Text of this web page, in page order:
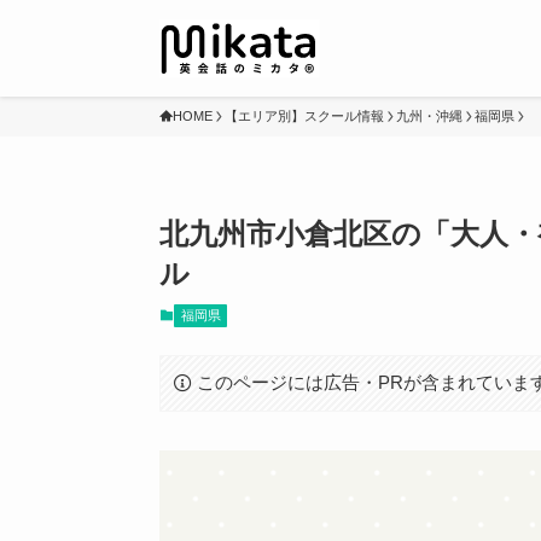
HOME 【エリア別】スクール情報 九州・沖縄 福岡県
北九州市小倉北区の「大人
ル
福岡県
このページには広告・PRが含まれていま